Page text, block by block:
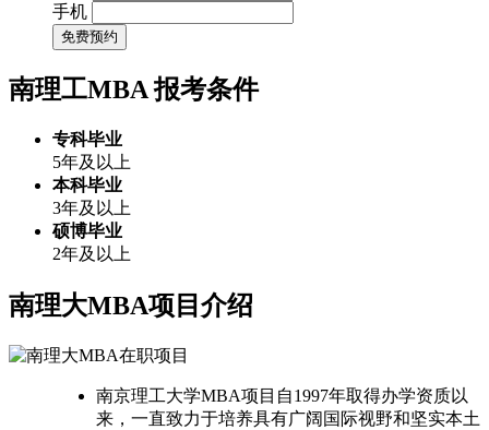
手机
免费预约
南理工MBA报考条件
专科毕业
5年及以上
本科毕业
3年及以上
硕博毕业
2年及以上
南理大MBA项目介绍
南京理工大学MBA项目自1997年取得办学资质以
来，一直致力于培养具有广阔国际视野和坚实本土